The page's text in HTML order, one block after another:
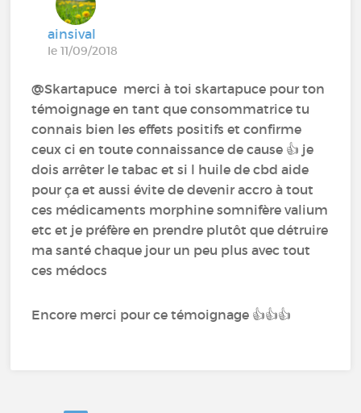
ainsival
le 11/09/2018
@Skartapuce‍ merci à toi skartapuce pour ton
témoignage en tant que consommatrice tu
connais bien les effets positifs et confirme
ceux ci en toute connaissance de cause 👍 je
dois arrêter le tabac et si l huile de cbd aide
pour ça et aussi évite de devenir accro à tout
ces médicaments morphine somnifère valium
etc et je préfère en prendre plutôt que détruire
ma santé chaque jour un peu plus avec tout
ces médocs
Encore merci pour ce témoignage 👍👍👍